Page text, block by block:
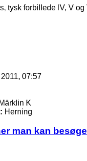
tysk forbillede IV, V og
07:57
Märklin K
Herning
man kan